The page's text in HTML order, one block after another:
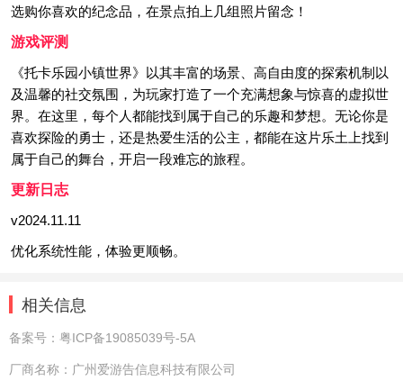
选购你喜欢的纪念品，在景点拍上几组照片留念！
游戏评测
《托卡乐园小镇世界》以其丰富的场景、高自由度的探索机制以
及温馨的社交氛围，为玩家打造了一个充满想象与惊喜的虚拟世
界。在这里，每个人都能找到属于自己的乐趣和梦想。无论你是
喜欢探险的勇士，还是热爱生活的公主，都能在这片乐土上找到
属于自己的舞台，开启一段难忘的旅程。
更新日志
v2024.11.11
优化系统性能，体验更顺畅。
相关信息
备案号： 粤ICP备19085039号-5A
厂商名称： 广州爱游告信息科技有限公司